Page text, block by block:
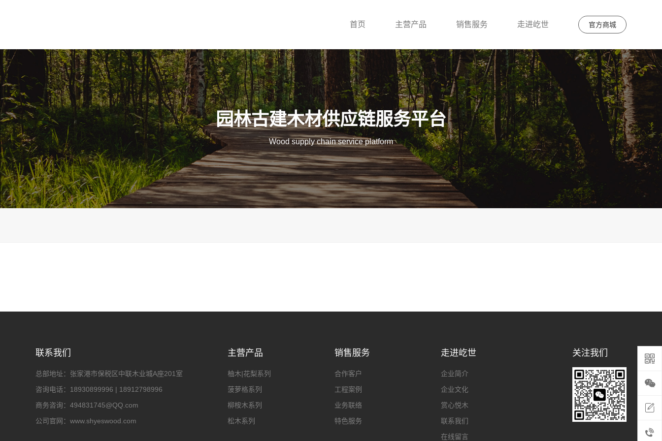
首页 主营产品 销售服务 走进屹世 官方商城
园林古建木材供应链服务平台
Wood supply chain service platform
联系我们
总部地址： 张家港市保税区中联木业城A座201室
咨询电话： 18930899996 | 18912798996
商务咨询： 494831745@QQ.com
公司官网： www.shyeswood.com
主营产品
柚木|花梨系列
菠萝格系列
柳桉木系列
松木系列
销售服务
合作客户
工程案例
业务联络
特色服务
走进屹世
企业简介
企业文化
赏心悦木
联系我们
在线留言
关注我们